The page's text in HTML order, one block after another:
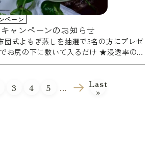
ペーン
ャンペーンのお知らせ
式よもぎ蒸しを抽選で3名の方にプレゼ
★炭酸温浴 ★ミラクル30倍死海の塩配
加工でよもぎのパワーを身体の隅々まで
3 4 5 ... Last
»